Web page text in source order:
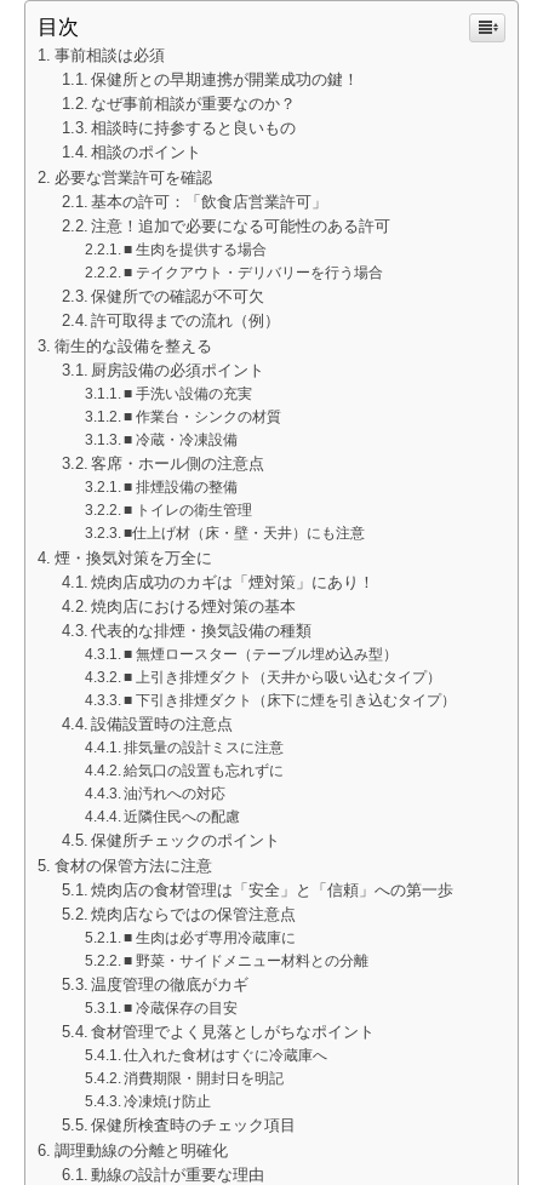
目次
事前相談は必須
保健所との早期連携が開業成功の鍵！
なぜ事前相談が重要なのか？
相談時に持参すると良いもの
相談のポイント
必要な営業許可を確認
基本の許可：「飲食店営業許可」
注意！追加で必要になる可能性のある許可
■ 生肉を提供する場合
■ テイクアウト・デリバリーを行う場合
保健所での確認が不可欠
許可取得までの流れ（例）
衛生的な設備を整える
厨房設備の必須ポイント
■ 手洗い設備の充実
■ 作業台・シンクの材質
■ 冷蔵・冷凍設備
客席・ホール側の注意点
■ 排煙設備の整備
■ トイレの衛生管理
■仕上げ材（床・壁・天井）にも注意
煙・換気対策を万全に
焼肉店成功のカギは「煙対策」にあり！
焼肉店における煙対策の基本
代表的な排煙・換気設備の種類
■ 無煙ロースター（テーブル埋め込み型）
■ 上引き排煙ダクト（天井から吸い込むタイプ）
■ 下引き排煙ダクト（床下に煙を引き込むタイプ）
設備設置時の注意点
排気量の設計ミスに注意
給気口の設置も忘れずに
油汚れへの対応
近隣住民への配慮
保健所チェックのポイント
食材の保管方法に注意
焼肉店の食材管理は「安全」と「信頼」への第一歩
焼肉店ならではの保管注意点
■ 生肉は必ず専用冷蔵庫に
■ 野菜・サイドメニュー材料との分離
温度管理の徹底がカギ
■ 冷蔵保存の目安
食材管理でよく見落としがちなポイント
仕入れた食材はすぐに冷蔵庫へ
消費期限・開封日を明記
冷凍焼け防止
保健所検査時のチェック項目
調理動線の分離と明確化
動線の設計が重要な理由